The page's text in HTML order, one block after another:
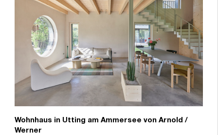
Wohnhaus in Utting am Ammersee von Arnold /
Werner